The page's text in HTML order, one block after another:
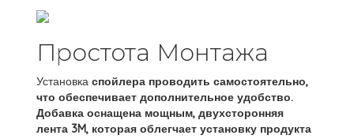
Простота Монтажа
Установка спойлера проводить самостоятельно,
что обеспечивает дополнительное удобство.
Добавка оснащена мощным, двухсторонняя
лента 3M, которая облегчает установку продукта